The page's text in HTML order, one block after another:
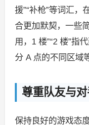
援”“补枪”等词汇，
合更加默契，一些
用，1 楼”“2 楼”指
分 A 点的不同区域
尊重队友与
保持良好的游戏态